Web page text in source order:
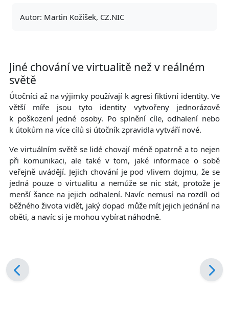
Autor: Martin Kožíšek, CZ.NIC
Jiné chování ve virtualitě než v reálném
světě
Útočníci až na výjimky používají k agresi fiktivní identity. Ve
větší míře jsou tyto identity vytvořeny jednorázově
k poškození jedné osoby. Po splnění cíle, odhalení nebo
k útokům na více cílů si útočník zpravidla vytváří nové.
Ve virtuálním světě se lidé chovají méně opatrně a to nejen
při komunikaci, ale také v tom, jaké informace o sobě
veřejně uvádějí. Jejich chování je pod vlivem dojmu, že se
jedná pouze o virtualitu a nemůže se nic stát, protože je
menší šance na jejich odhalení. Navíc nemusí na rozdíl od
běžného života vidět, jaký dopad může mít jejich jednání na
oběti, a navíc si je mohou vybírat náhodně.